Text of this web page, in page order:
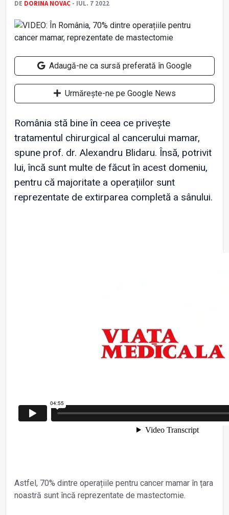
DE DORINA NOVAC - IUL. 7 2022
Adaugă-ne ca sursă preferată în Google
Urmărește-ne pe Google News
România stă bine în ceea ce privește
tratamentul chirurgical al cancerului mamar,
spune prof. dr. Alexandru Blidaru. Însă, potrivit
lui, încă sunt multe de făcut în acest domeniu,
pentru că majoritate a operațiilor sunt
reprezentate de extirparea completă a sânului.
Astfel, 70% dintre operațiile pentru cancer mamar în țara
noastră sunt încă reprezentate de mastectomie.